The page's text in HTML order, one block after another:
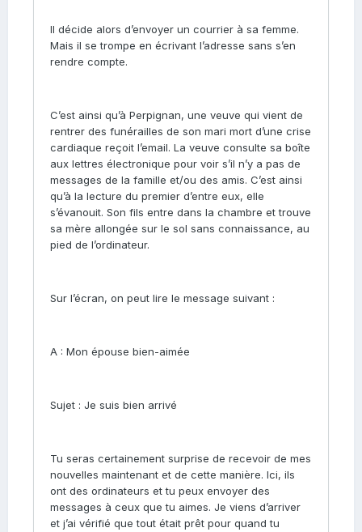
Il décide alors d’envoyer un courrier à sa femme.
Mais il se trompe en écrivant l’adresse sans s’en
rendre compte.
C’est ainsi qu’à Perpignan, une veuve qui vient de
rentrer des funérailles de son mari mort d’une crise
cardiaque reçoit l’email. La veuve consulte sa boîte
aux lettres électronique pour voir s’il n’y a pas de
messages de la famille et/ou des amis. C’est ainsi
qu’à la lecture du premier d’entre eux, elle
s’évanouit. Son fils entre dans la chambre et trouve
sa mère allongée sur le sol sans connaissance, au
pied de l’ordinateur.
Sur l’écran, on peut lire le message suivant :
A : Mon épouse bien-aimée
Sujet : Je suis bien arrivé
Tu seras certainement surprise de recevoir de mes
nouvelles maintenant et de cette manière. Ici, ils
ont des ordinateurs et tu peux envoyer des
messages à ceux que tu aimes. Je viens d’arriver
et j’ai vérifié que tout était prêt pour quand tu